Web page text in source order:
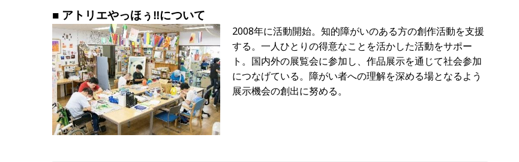
■ アトリエやっほぅ‼について
2008年に活動開始。知的障がいのある方の創作活動を支援
する。一人ひとりの得意なことを活かした活動をサポー
ト。国内外の展覧会に参加し、作品展示を通じて社会参加
につなげている。障がい者への理解を深める場となるよう
展示機会の創出に努める。